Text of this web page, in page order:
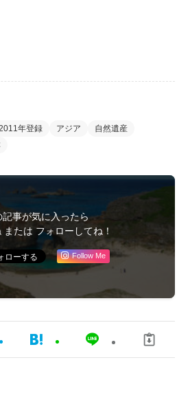
年登録 アジア
自然遺産
記事が気に入ったら
または フォローしてね！
Follow Me